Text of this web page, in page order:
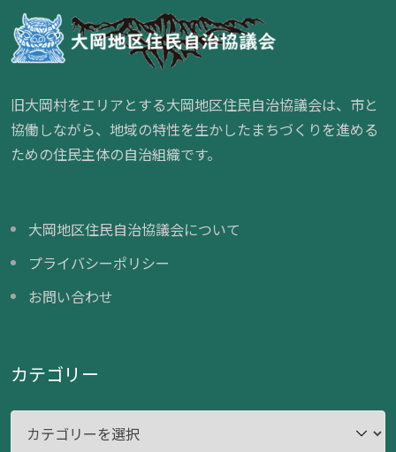
旧大岡村をエリアとする大岡地区住民自治協議会は、市と
協働しながら、地域の特性を生かしたまちづくりを進める
ための住民主体の自治組織です。
大岡地区住民自治協議会について
プライバシーポリシー
お問い合わせ
カテゴリー